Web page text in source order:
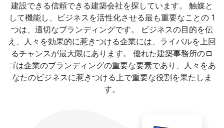
建設できる信頼できる建築会社を探しています。 触媒と
して機能し、ビジネスを活性化させる最も重要なことの 1
つは、適切なブランディングです。 ビジネスの目的を伝
え、人々を効果的に惹きつける企業には、ライバルを上回
るチャンスが最大限にあります。 優れた建築事務所のロ
ゴは企業のブランディングの重要な要素であり、人々をあ
なたのビジネスに惹きつける上で重要な役割を果たしま
す。